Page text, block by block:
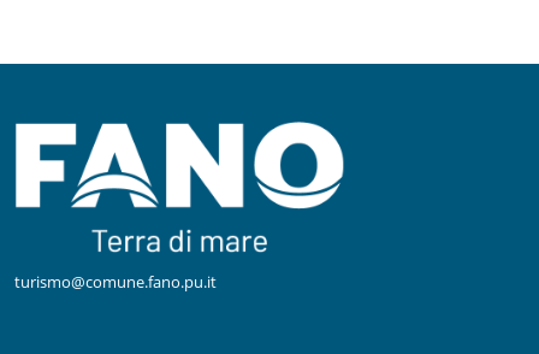
turismo@comune.fano.pu.it